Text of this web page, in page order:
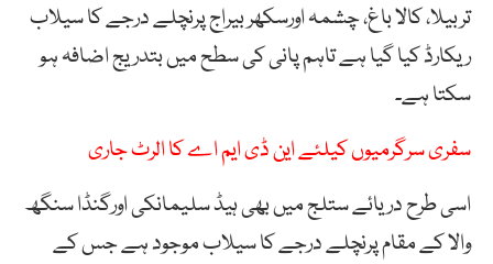
تربیلا، کالا باغ، چشمہ اورسکھر بیراج پرنچلے درجے کا سیلاب
ریکارڈ کیا گیا ہے تاہم پانی کی سطح میں بتدریج اضافہ ہو
سکتا ہے۔
سفری سرگرمیوں کیلئے این ڈی ایم اے کا الرٹ جاری
اسی طرح دریائے ستلج میں بھی ہیڈ سلیمانکی اورگنڈا سنگھ
والا کے مقام پرنچلے درجے کا سیلاب موجود ہے جس کے